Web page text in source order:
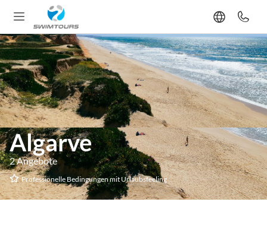
Algarve
2 Angebote
Professionelle Bedingungen mit Urlaubsfeeling